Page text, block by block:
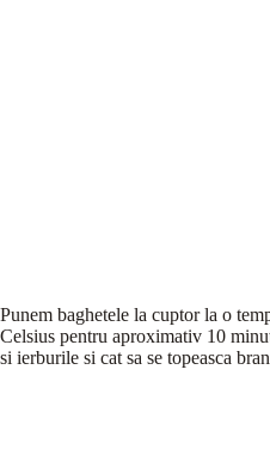
Punem baghetele la cuptor la o
Celsius pentru aproximativ 10
si ierburile si cat sa se topeasca